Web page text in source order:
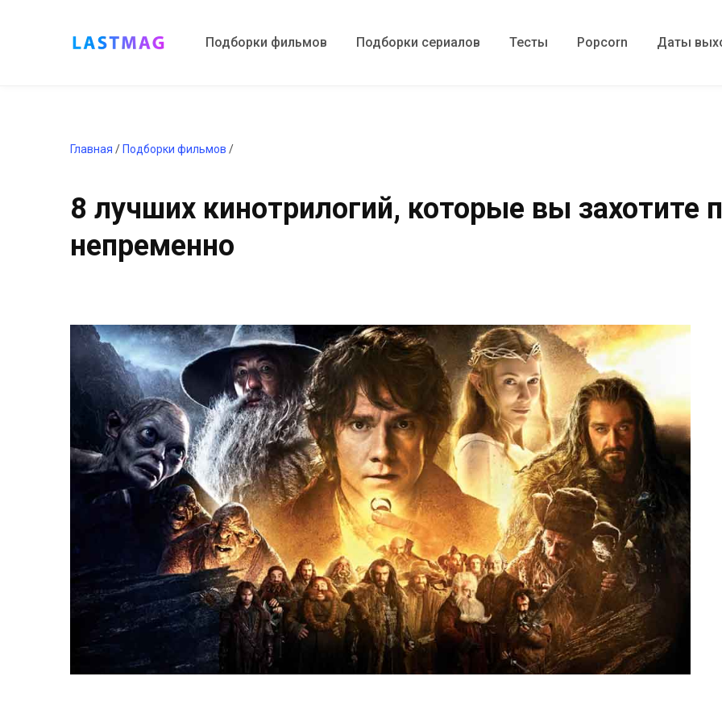
Подборки фильмов Подборки сериалов Тесты Popcorn Даты
Главная / Подборки фильмов /
8 лучших кинотрилогий, которые вы захотите
непременно